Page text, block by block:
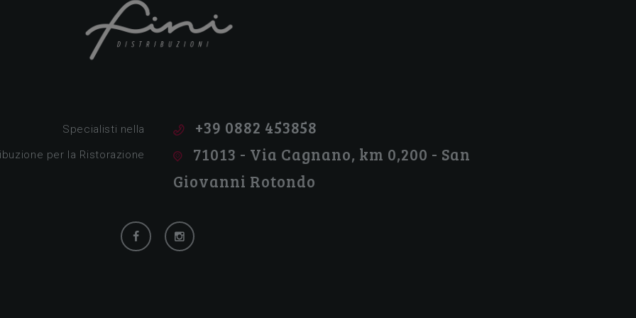
+39 0882 453858
71013 - Via Cagnano, km 0,200 - San
Giovanni Rotondo
Specialisti nella
per la Ristorazione